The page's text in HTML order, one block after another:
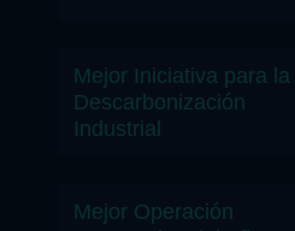
Mejor Iniciativa para la
Descarbonización
Industrial
Mejor Operación